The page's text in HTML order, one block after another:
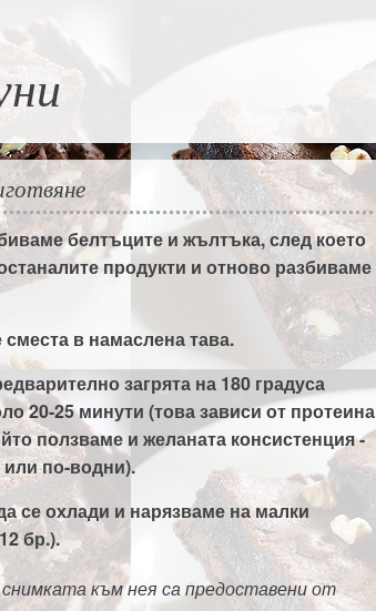
белтъците и жълтъка, след което
продукти и отново разбиваме
в намаслена тава.
загрята на 180 градуса
20-25 минути (това зависи от протеина
ползваме и желаната консистенция -
или по-водни).
се охлади и нарязваме на малки
бр.).
към нея са предоставени от